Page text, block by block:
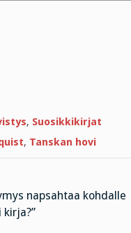
, Suosikkikirjat
, Tanskan hovi
napsahtaa kohdalle